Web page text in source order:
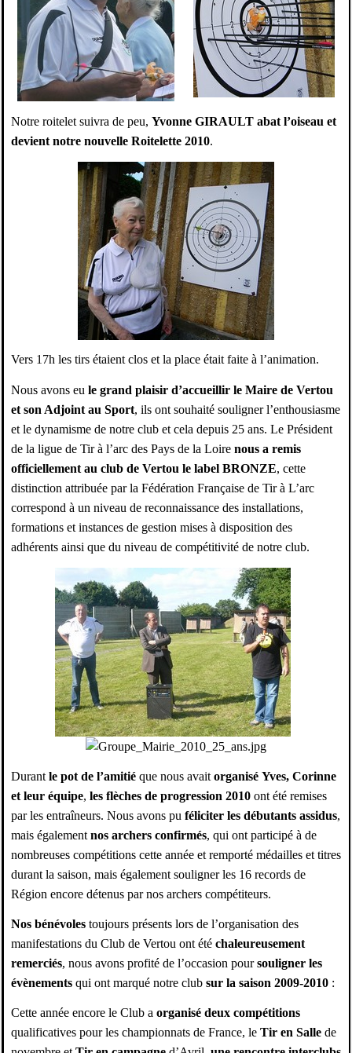
Notre roitelet suivra de peu, Yvonne GIRAULT abat l’oiseau et
devient notre nouvelle Roitelette 2010.
Vers 17h les tirs étaient clos et la place était faite à l’animation.
Nous avons eu le grand plaisir d’accueillir le Maire de Vertou
et son Adjoint au Sport, ils ont souhaité souligner l’enthousiasme
et le dynamisme de notre club et cela depuis 25 ans. Le Président
de la ligue de Tir à l’arc des Pays de la Loire nous a remis
officiellement au club de Vertou le label BRONZE, cette
distinction attribuée par la Fédération Française de Tir à L’arc
correspond à un niveau de reconnaissance des installations,
formations et instances de gestion mises à disposition des
adhérents ainsi que du niveau de compétitivité de notre club.
Durant le pot de l’amitiéque nous avait organisé Yves, Corinne
et leur équipe, les flèches de progression 2010 ont été remises
par les entraîneurs. Nous avons pu féliciter les débutants assidus,
mais également nos archers confirmés, qui ont participé à de
nombreuses compétitions cette année et remporté médailles et titres
durant la saison, mais également souligner les 16 records de
Région encore détenus par nos archers compétiteurs.
Nos bénévolestoujours présents lors de l’organisation des
manifestations du Club de Vertou ont été chaleureusement
remerciés, nous avons profité de l’occasion poursouligner les
évènementsqui ont marqué notre club sur la saison 2009-2010:
Cette année encore le Club a organisé deux compétitions
qualificatives pour les championnats de France, le Tir en Sallede